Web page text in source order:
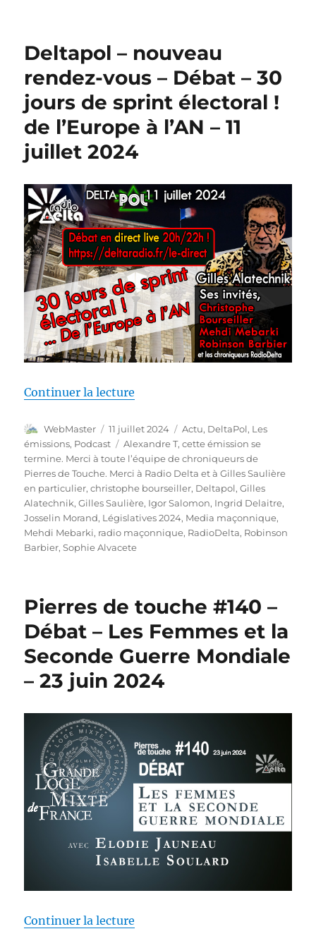
Deltapol – nouveau
rendez-vous – Débat – 30
jours de sprint électoral !
de l’Europe à l’AN – 11
juillet 2024
Continuer la lecture
Auteur
WebMaster
Publié
le
11 juillet 2024 Catégories
Actu, DeltaPol, Les
émissions, Podcast Étiquettes
Alexandre T,cette émission se
termine. Merci à toute l’équipe de chroniqueurs de
Pierres de Touche. Merci à Radio Delta et à Gilles Saulière
en particulier,christophe bourseiller, Deltapol,Gilles
Alatechnik,Gilles Saulière, Igor Salomon, Ingrid Delaitre,
Josselin Morand, Législatives 2024, Media maçonnique,
Mehdi Mebarki, radio maçonnique, RadioDelta, Robinson
Barbier,Sophie Alvacete
Pierres de touche #140 –
Débat – Les Femmes et la
Seconde Guerre Mondiale
– 23 juin 2024
Continuer la lecture